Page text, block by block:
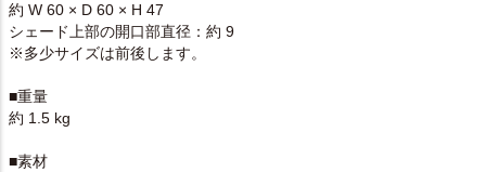
約 W 60 × D 60 × H 47
シェード上部の開口部直径：約 9
※多少サイズは前後します。
■重量
約 1.5 kg
■素材